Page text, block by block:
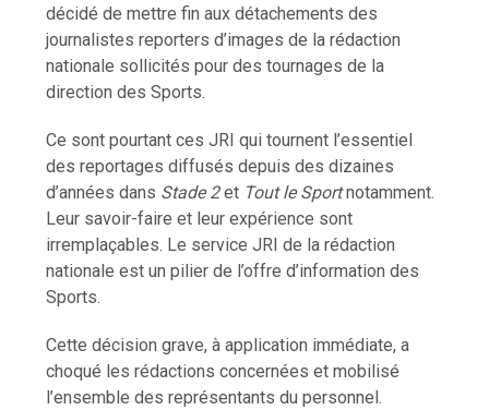
décidé de mettre fin aux détachements des
journalistes reporters d’images de la rédaction
nationale sollicités pour des tournages de la
direction des Sports.
Ce sont pourtant ces JRI qui tournent l’essentiel
des reportages diffusés depuis des dizaines
d’années dans Stade 2et Tout le Sportnotamment.
Leur savoir-faire et leur expérience sont
irremplaçables. Le service JRI de la rédaction
nationale est un pilier de l’offre d’information des
Sports.
Cette décision grave, à application immédiate, a
choqué les rédactions concernées et mobilisé
l’ensemble des représentants du personnel.